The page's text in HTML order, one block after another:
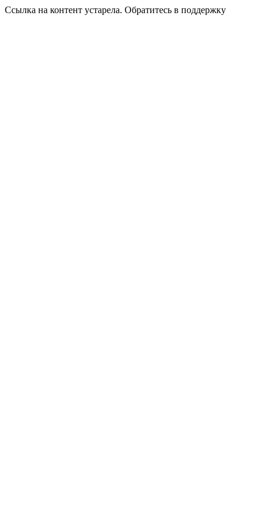
Ссылка на контент устарела. Обратитесь в поддержку